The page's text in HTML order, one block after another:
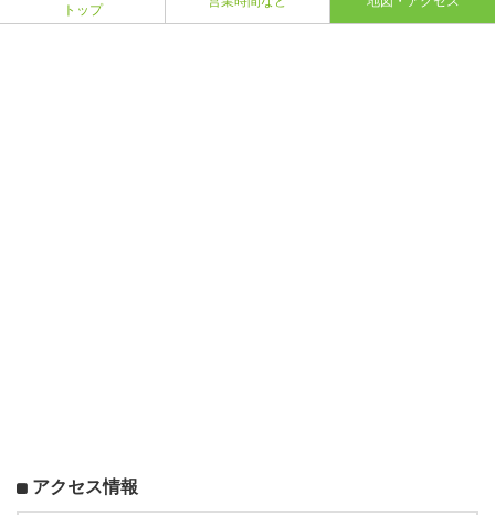
トップ
アクセス情報